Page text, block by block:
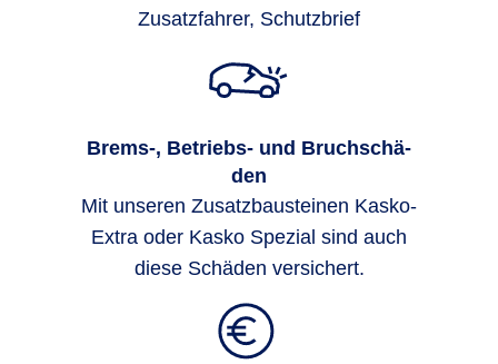
Zusatz­fahrer, Schutz­brief
Brems-, Be­triebs- und Bruch­schä­
den
Mit unseren Zusatzbausteinen Kasko-
Extra oder Kasko Spezial sind auch
diese Schäden versichert.